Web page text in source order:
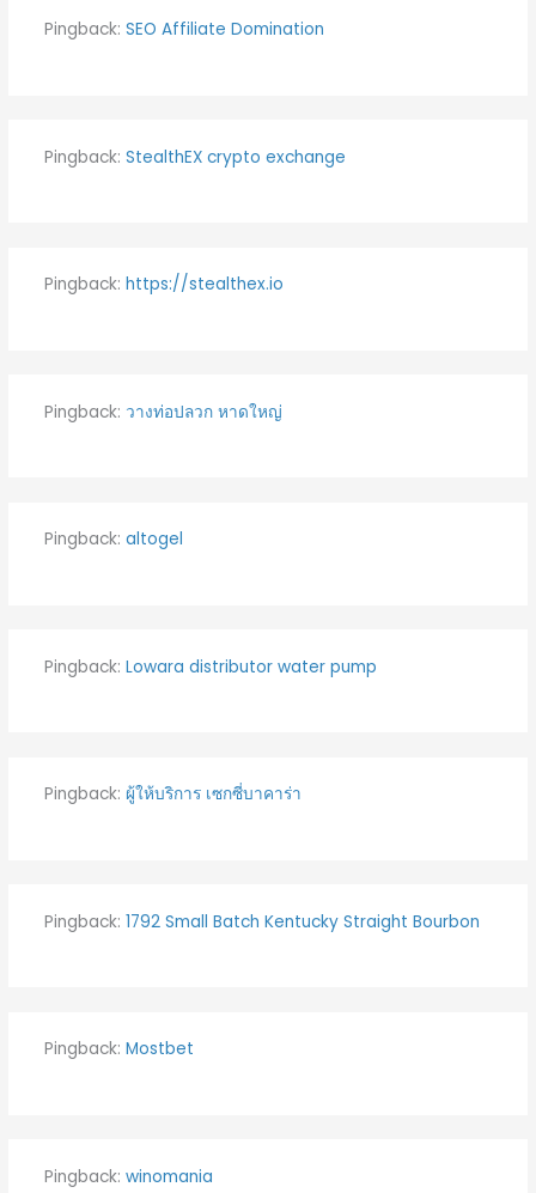
Pingback: SEO Affiliate Domination
Pingback: StealthEX crypto exchange
Pingback: https://stealthex.io
Pingback: วางท่อปลวก หาดใหญ่
Pingback: altogel
Pingback: Lowara distributor water pump
Pingback: ผู้ให้บริการ เซกซี่บาคาร่า
Pingback: 1792 Small Batch Kentucky Straight Bourbon
Pingback: Mostbet
Pingback: winomania